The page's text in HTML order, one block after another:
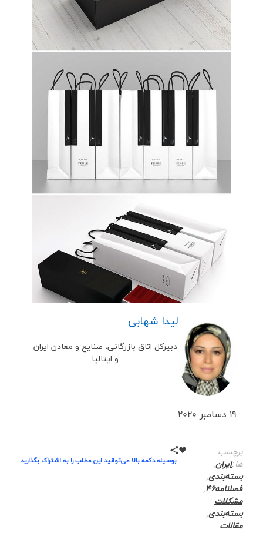
لیدا شهابی
دبیرکل اتاق بازرگانی، صنایع و معادن ایران
و ایتالیا
19 دسامبر 2020
برچسب
ها:ایران,
بسته‌بندی,
فصلنامه46
,
مشکلات
بسته‌بندی,
مقالات
بوسیله دکمه بالا می‌توانید این مطلب را به اشتراک بگذارید